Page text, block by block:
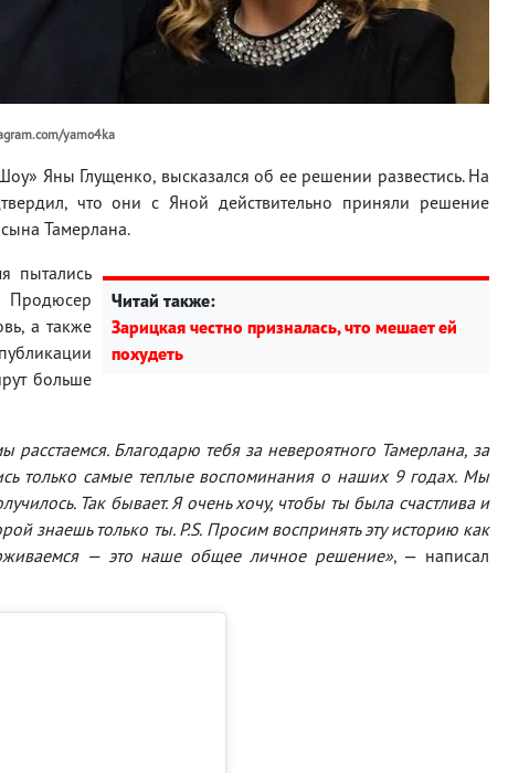
yamo4ka
Яны Глущенко, высказался об ее решении развестись. На
что они с Яной действительно приняли решение
Тамерлана.
Читай также:
Зарицкая честно призналась, что мешает ей
похудеть
пытались
а также
больше
расстаемся. Благодарю тебя за невероятного Тамерлана, за
только самые теплые воспоминания о наших 9 годах. Мы
Так бывает. Я очень хочу, чтобы ты была счастлива и
знаешь только ты. P.S. Просим воспринять эту историю как
— это наше общее личное решение», — написал